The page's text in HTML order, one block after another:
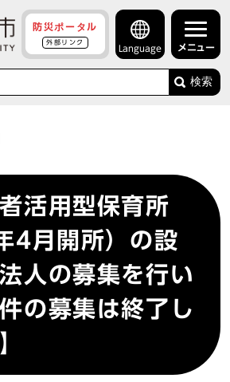
防災ポータル
外部リンク
Language メニュー
検索
活用型保育所
4月開所）の設
人の募集を行い
の募集は終了し